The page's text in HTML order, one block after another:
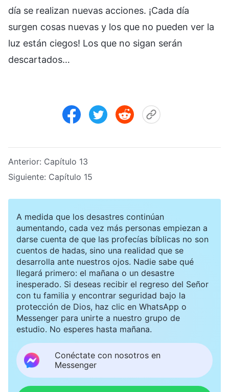
día se realizan nuevas acciones. ¡Cada día
surgen cosas nuevas y los que no pueden ver la
luz están ciegos! Los que no sigan serán
descartados…
Anterior: Capítulo 13
Siguiente: Capítulo 15
A medida que los desastres continúan
aumentando, cada vez más personas empiezan a
darse cuenta de que las profecías bíblicas no son
cuentos de hadas, sino una realidad que se
desarrolla ante nuestros ojos. Nadie sabe qué
llegará primero: el mañana o un desastre
inesperado. Si deseas recibir el regreso del Señor
con tu familia y encontrar seguridad bajo la
protección de Dios, haz clic en WhatsApp o
Messenger para unirte a nuestro grupo de
estudio. No esperes hasta mañana.
Conéctate con nosotros en
Messenger